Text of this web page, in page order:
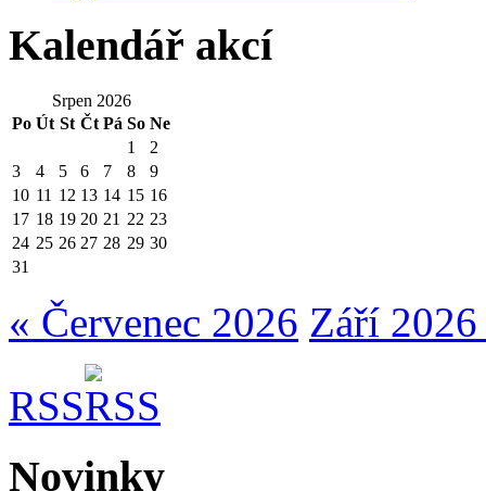
Kalendář akcí
Srpen 2026
Po Út St Čt Pá So Ne
1
2
3
4 5 6 7 8
9
10 11 12 13 14 15 16
17 18 19 20 21 22 23
24 25 26 27 28 29 30
31
« Červenec 2026 Září
RSS
Novinky